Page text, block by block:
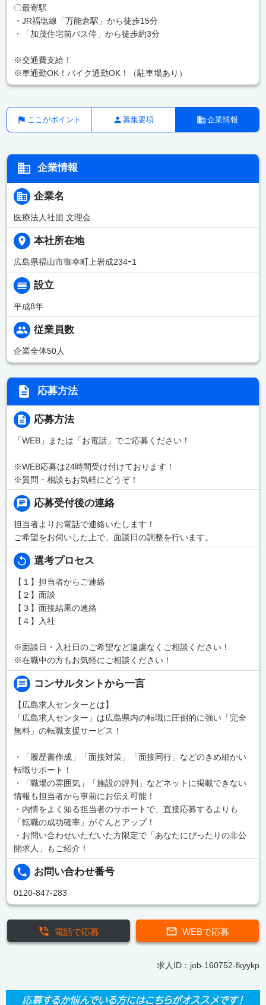
〇最寄駅
・JR福塩線「万能倉駅」から徒歩15分
・「加茂住宅前バス停」から徒歩約3分
※交通費支給！
※車通勤OK！バイク通勤OK！（駐車場あり）
ここがポイント 募集要項 企業情報
企業情報
企業名
医療法人社団 文理会
本社所在地
広島県福山市御幸町上岩成234ｰ1
設立
平成8年
従業員数
企業全体50人
応募方法
応募方法
「WEB」または「お電話」でご応募ください！
※WEB応募は24時間受け付けております！
※質問・相談もお気軽にどうぞ！
応募受付後の連絡
担当者よりお電話で連絡いたします！
ご希望をお伺いした上で、面談日の調整を行います。
選考プロセス
【１】担当者からご連絡
【２】面談
【３】面接結果の連絡
【４】入社
※面談日・入社日のご希望など遠慮なくご相談ください！
※在職中の方もお気軽にご相談ください！
コンサルタントから一言
【広島求人センターとは】
「広島求人センター」は広島県内の転職に圧倒的に強い「完全
無料」の転職支援サービス！
・「履歴書作成」「面接対策」「面接同行」などのきめ細かい
転職サポート！
・「職場の雰囲気」「施設の評判」などネットに掲載できない
情報も担当者から事前にお伝え可能！
・内情をよく知る担当者のサポートで、直接応募するよりも
「転職の成功確率」がぐんとアップ！
・お問い合わせいただいた方限定で「あなたにぴったりの非公
開求人」もご紹介！
お問い合わせ番号
0120-847-283
WEBで応募
電話で応募
求人ID：job-160752-fkyykp